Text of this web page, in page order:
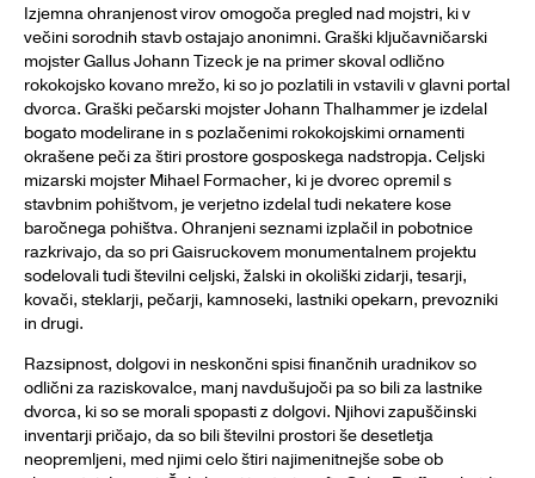
Izjemna ohranjenost virov omogoča pregled nad mojstri, ki v
večini sorodnih stavb ostajajo anonimni. Graški ključavničarski
mojster Gallus Johann Tizeck je na primer skoval odlično
rokokojsko kovano mrežo, ki so jo pozlatili in vstavili v glavni portal
dvorca. Graški pečarski mojster Johann Thalhammer je izdelal
bogato modelirane in s pozlačenimi rokokojskimi ornamenti
okrašene peči za štiri prostore gosposkega nadstropja. Celjski
mizarski mojster Mihael Formacher, ki je dvorec opremil s
stavbnim pohištvom, je verjetno izdelal tudi nekatere kose
baročnega pohištva. Ohranjeni seznami izplačil in pobotnice
razkrivajo, da so pri Gaisruckovem monumentalnem projektu
sodelovali tudi številni celjski, žalski in okoliški zidarji, tesarji,
kovači, steklarji, pečarji, kamnoseki, lastniki opekarn, prevozniki
in drugi.
Razsipnost, dolgovi in neskončni spisi finančnih uradnikov so
odlični za raziskovalce, manj navdušujoči pa so bili za lastnike
dvorca, ki so se morali spopasti z dolgovi. Njihovi zapuščinski
inventarji pričajo, da so bili številni prostori še desetletja
neopremljeni, med njimi celo štiri najimenitnejše sobe ob